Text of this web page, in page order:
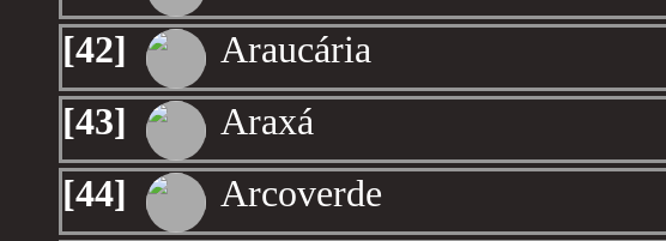
[42]
Araucária
[43]
Araxá
[44]
Arcoverde